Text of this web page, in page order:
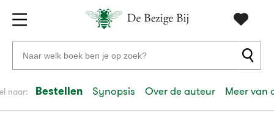
Gratis
verzending
vanaf
20
euro
Voor
23:59
volgendein
Zoeken
naar
auteurs
en
naar: Bestellen Synopsis Over de auteur Meer van